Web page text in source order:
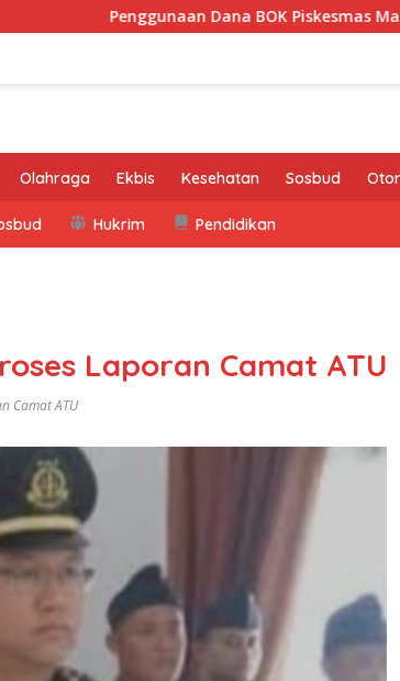
Penggunaan Dana BOK Piskesmas Maliang Tidak
Olahraga Ekbis Kesehatan Sosbud
Hukrim Pendidikan
Laporan Camat ATU
Camat ATU